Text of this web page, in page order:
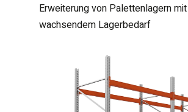
Erweiterung von Palettenlagern mit
wachsendem Lagerbedarf